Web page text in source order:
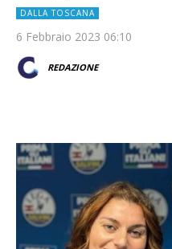
DALLA TOSCANA
6 Febbraio 2023 06:10
REDAZIONE